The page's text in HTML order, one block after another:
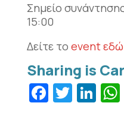
Σημείο
15:00
Δείτε το event εδώ